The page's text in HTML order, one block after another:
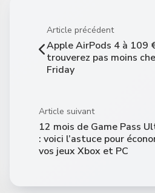
Article précédent
Apple AirPods 4 à 109
trouverez pas moins
Friday
Article suivant
12 mois de Game Pass
: voici l’astuce pour
vos jeux Xbox et PC